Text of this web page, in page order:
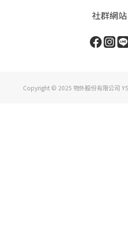
社群網站
Copyright © 2025 物外股份有限公司